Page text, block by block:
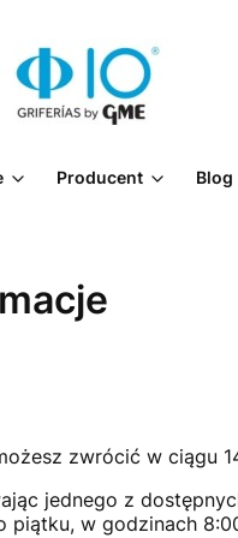
Producent Blog
zwrócić w ciągu
jednego z
piątku, w godzinach